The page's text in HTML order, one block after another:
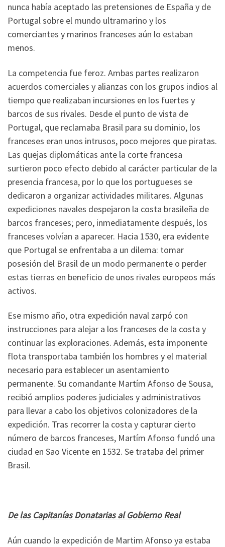
nunca había aceptado las pretensiones de España y de
Portugal sobre el mundo ultramarino y los
comerciantes y marinos franceses aún lo estaban
menos.
La competencia fue feroz. Ambas partes realizaron
acuerdos comerciales y alianzas con los grupos indios al
tiempo que realizaban incursiones en los fuertes y
barcos de sus rivales. Desde el punto de vista de
Portugal, que reclamaba Brasil para su dominio, los
franceses eran unos intrusos, poco mejores que piratas.
Las quejas diplomáticas ante la corte francesa
surtieron poco efecto debido al carácter particular de la
presencia francesa, por lo que los portugueses se
dedicaron a organizar actividades militares. Algunas
expediciones navales despejaron la costa brasileña de
barcos franceses; pero, inmediatamente después, los
franceses volvían a aparecer. Hacia 1530, era evidente
que Portugal se enfrentaba a un dilema: tomar
posesión del Brasil de un modo permanente o perder
estas tierras en beneficio de unos rivales europeos más
activos.
Ese mismo año, otra expedición naval zarpó con
instrucciones para alejar a los franceses de la costa y
continuar las exploraciones. Además, esta imponente
flota transportaba también los hombres y el material
necesario para establecer un asentamiento
permanente. Su comandante Martím Afonso de Sousa,
recibió amplios poderes judiciales y administrativos
para llevar a cabo los objetivos colonizadores de la
expedición. Tras recorrer la costa y capturar cierto
número de barcos franceses, Martím Afonso fundó una
ciudad en Sao Vicente en 1532. Se trataba del primer
Brasil.
De las Capitanías Donatarias al Gobierno Real
Aún cuando la expedición de Martim Afonso ya estaba